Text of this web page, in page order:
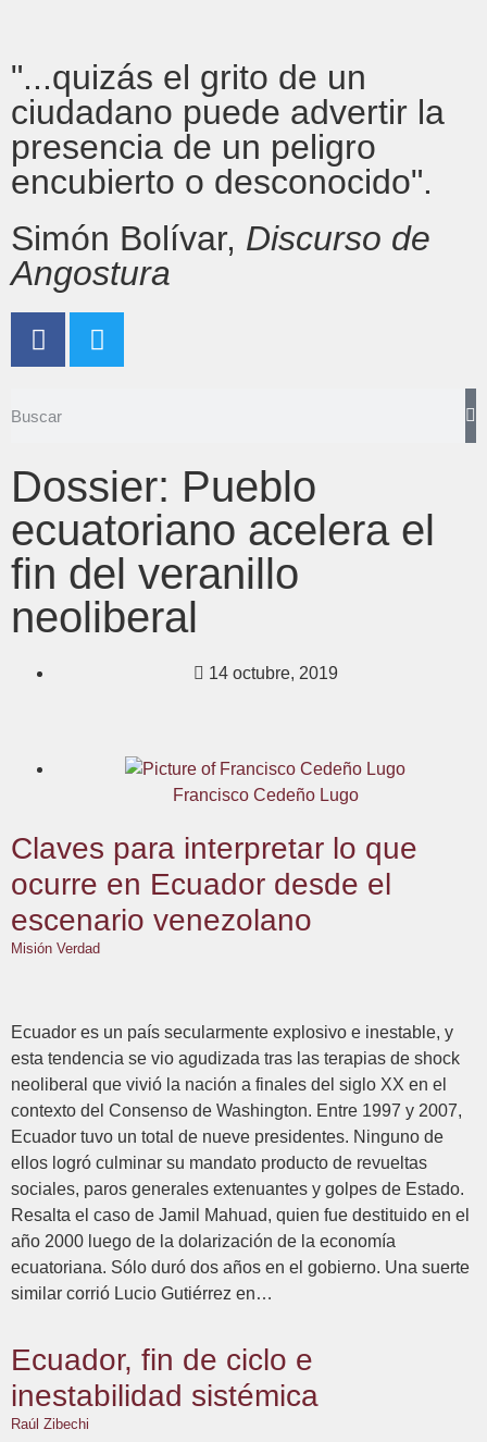
"...quizás el grito de un
ciudadano puede advertir la
presencia de un peligro
encubierto o desconocido".
Simón Bolívar, Discurso de
Angostura
Dossier: Pueblo
ecuatoriano acelera el
fin del veranillo
neoliberal
14 octubre, 2019
Francisco Cedeño Lugo
Claves para interpretar lo que
ocurre en Ecuador desde el
escenario venezolano
Misión Verdad
Ecuador es un país secularmente explosivo e inestable, y
esta tendencia se vio agudizada tras las terapias de shock
neoliberal que vivió la nación a finales del siglo XX en el
contexto del Consenso de Washington. Entre 1997 y 2007,
Ecuador tuvo un total de nueve presidentes. Ninguno de
ellos logró culminar su mandato producto de revueltas
sociales, paros generales extenuantes y golpes de Estado.
Resalta el caso de Jamil Mahuad, quien fue destituido en el
año 2000 luego de la dolarización de la economía
ecuatoriana. Sólo duró dos años en el gobierno. Una suerte
similar corrió Lucio Gutiérrez en…
Ecuador, fin de ciclo e
inestabilidad sistémica
Raúl Zibechi